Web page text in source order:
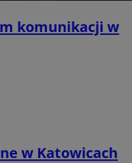
komunikacji w
w Katowicach